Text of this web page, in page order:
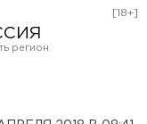
[18+]